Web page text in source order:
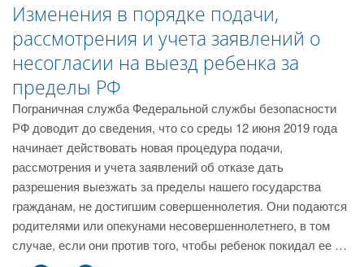
Изменения в порядке подачи,
рассмотрения и учета заявлений о
несогласии на выезд ребенка за
пределы РФ
Пограничная служба Федеральной службы безопасности
РФ доводит до сведения, что со среды 12 июня 2019 года
начинает действовать новая процедура подачи,
рассмотрения и учета заявлений об отказе дать
разрешения выезжать за пределы нашего государства
гражданам, не достигшим совершеннолетия. Они подаются
родителями или опекунами несовершеннолетнего, в том
случае, если они против того, чтобы ребенок покидал ее …